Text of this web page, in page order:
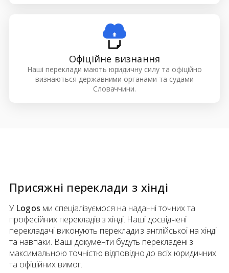
Офіційне визнання
Наші переклади мають юридичну силу та офіційно
визнаються державними органами та судами
Словаччини.
Присяжні переклади з хінді
У Logos ми спеціалізуємося на наданні точних та
професійних перекладів з хінді. Наші досвідчені
перекладачі виконують переклади з англійської на хінді
та навпаки. Ваші документи будуть перекладені з
максимальною точністю відповідно до всіх юридичних
та офіційних вимог.